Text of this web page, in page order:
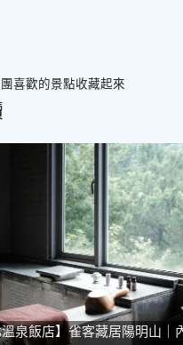
喜歡的景點收藏起來
泉飯店】雀客藏居陽明山｜